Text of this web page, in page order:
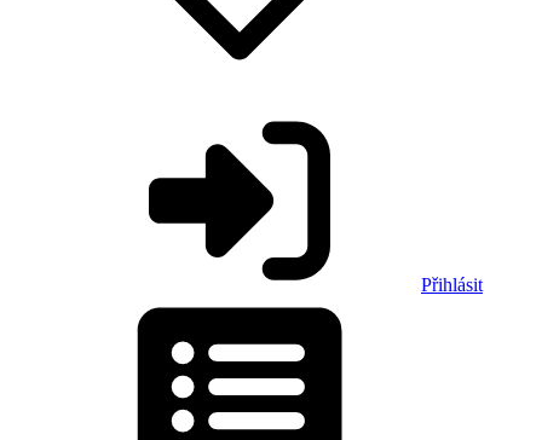
Přihlásit